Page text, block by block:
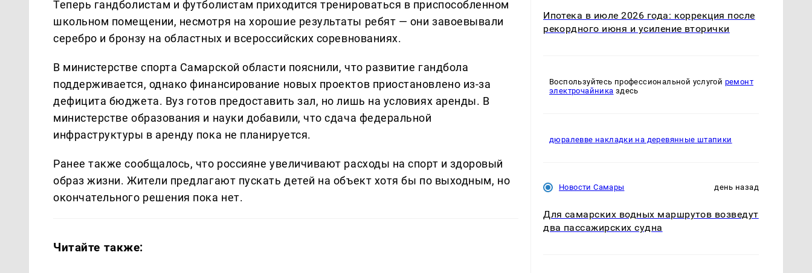
Теперь гандболистам и футболистам приходится тренироваться в приспособленном
школьном помещении, несмотря на хорошие результаты ребят — они завоевывали
серебро и бронзу на областных и всероссийских соревнованиях.
В министерстве спорта Самарской области пояснили, что развитие гандбола
поддерживается, однако финансирование новых проектов приостановлено из-за
дефицита бюджета. Вуз готов предоставить зал, но лишь на условиях аренды. В
министерстве образования и науки добавили, что сдача федеральной
инфраструктуры в аренду пока не планируется.
Ранее также сообщалось, что россияне увеличивают расходы на спорт и здоровый
образ жизни. Жители предлагают пускать детей на объект хотя бы по выходным, но
окончательного решения пока нет.
Читайте также:
Ипотека в июле 2026 года: коррекция после
рекордного июня и усиление вторички
Воспользуйтесь профессиональной услугой ремонт
электрочайника здесь
дюралевве накладки на деревянные штапики
Новости Самары день назад
Для самарских водных маршрутов возведут
два пассажирских судна